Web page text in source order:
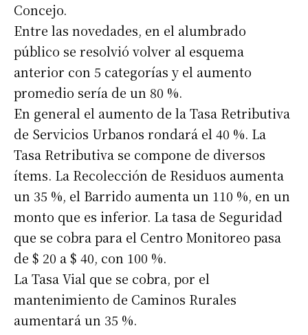
Concejo.
Entre las novedades, en el alumbrado
público se resolvió volver al esquema
anterior con 5 categorías y el aumento
promedio sería de un 80 %.
En general el aumento de la Tasa Retributiva
de Servicios Urbanos rondará el 40 %. La
Tasa Retributiva se compone de diversos
ítems. La Recolección de Residuos aumenta
un 35 %, el Barrido aumenta un 110 %, en un
monto que es inferior. La tasa de Seguridad
que se cobra para el Centro Monitoreo pasa
de $ 20 a $ 40, con 100 %.
La Tasa Vial que se cobra, por el
mantenimiento de Caminos Rurales
aumentará un 35 %.